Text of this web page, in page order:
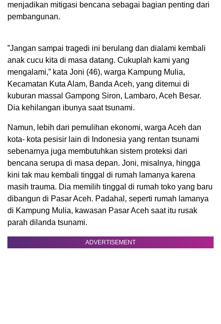
menjadikan mitigasi bencana sebagai bagian penting dari
pembangunan.
”Jangan sampai tragedi ini berulang dan dialami kembali
anak cucu kita di masa datang. Cukuplah kami yang
mengalami,” kata Joni (46), warga Kampung Mulia,
Kecamatan Kuta Alam, Banda Aceh, yang ditemui di
kuburan massal Gampong Siron, Lambaro, Aceh Besar.
Dia kehilangan ibunya saat tsunami.
Namun, lebih dari pemulihan ekonomi, warga Aceh dan
kota- kota pesisir lain di Indonesia yang rentan tsunami
sebenarnya juga membutuhkan sistem proteksi dari
bencana serupa di masa depan. Joni, misalnya, hingga
kini tak mau kembali tinggal di rumah lamanya karena
masih trauma. Dia memilih tinggal di rumah toko yang baru
dibangun di Pasar Aceh. Padahal, seperti rumah lamanya
di Kampung Mulia, kawasan Pasar Aceh saat itu rusak
parah dilanda tsunami.
ADVERTISEMENT